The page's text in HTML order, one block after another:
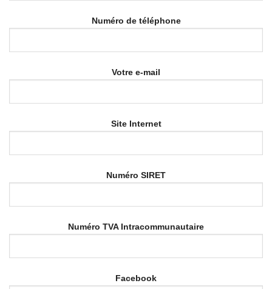
Numéro de téléphone
Votre e-mail
Site Internet
Numéro SIRET
Numéro TVA Intracommunautaire
Facebook